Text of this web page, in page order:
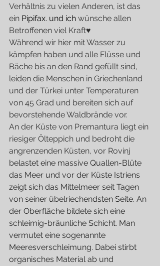
Verhältnis zu vielen Anderen, ist das
ein Pipifax. und ich wünsche allen
Betroffenen viel Kraft♥
Während wir hier mit Wasser zu
kämpfen haben und alle Flüsse und
Bäche bis an den Rand gefüllt sind,
leiden die Menschen in Griechenland
und der Türkei unter Temperaturen
von 45 Grad und bereiten sich auf
bevorstehende Waldbrände vor.
An der Küste von Premantura liegt ein
riesiger Ölteppich und bedroht die
angrenzenden Küsten, vor Rovinj
belastet eine massive Quallen-Blüte
das Meer und vor der Küste Istriens
zeigt sich das Mittelmeer seit Tagen
von seiner übelriechendsten Seite. An
der Oberfläche bildete sich eine
schleimig-bräunliche Schicht. Man
vermutet eine sogenannte
Meeresverschleimung. Dabei stirbt
organisches Material ab und